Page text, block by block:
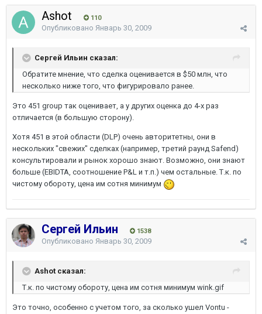
Ashot 110
Опубликовано Январь 30, 2009
Сергей Ильин сказал:
Обратите мнение, что сделка оценивается в $50 млн, что
несколько ниже того, что фигурировало ранее.
Это 451 group так оценивает, а у других оценка до 4-х раз
отличается (в большую сторону).
Хотя 451 в этой области (DLP) очень авторитетны, они в
нескольких "свежих" сделках (например, третий раунд Safend)
консультировали и рынок хорошо знают. Возможно, они знают
больше (EBIDTA, соотношение P&L и т.п.) чем остальные. Т.к. по
чистому обороту, цена им сотня минимум
Сергей Ильин 1538
Опубликовано Январь 30, 2009
Ashot сказал:
Т.к. по чистому обороту, цена им сотня минимум wink.gif
Это точно, особенно с учетом того, за сколько ушел Vontu -